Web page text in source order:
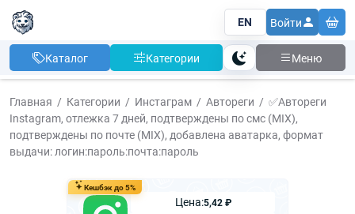
EN Войти
Каталог Категории Тема Меню
Главная Категории Инстаграм Автореги
✅Автореги
Instagram, отлежка 7 дней, подтверждены по смс (MIX),
подтверждены по почте (MIX), добавлена аватарка, формат
выдачи: логин:пароль:почта:пароль
Кешбэк до 5%
Цена:5,42 ₽